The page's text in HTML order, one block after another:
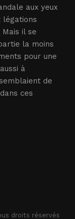
aux yeux
légations
il se
la moins
pour une
à
de
ces
droits réservés